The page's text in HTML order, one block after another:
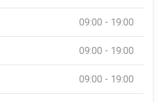
09:00 - 19:00
09:00 - 19:00
09:00 - 19:00